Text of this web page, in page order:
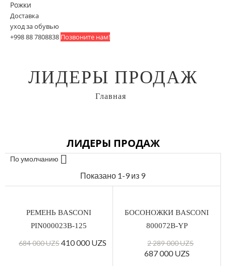
Рожки
Доставка
уход за обувью
+998 88 7808838 Позвоните нам!
ЛИДЕРЫ ПРОДАЖ
Главная
Цена
410000UZS 1489000UZS
ЛИДЕРЫ ПРОДАЖ
По умолчанию 
Показано 1-9 из 9
РЕМЕНЬ BASCONI
PIN000023B-125
684 000 UZS410 000 UZS
БОСОНОЖКИ BASCONI
800072B-YP
2 289 000 UZS
687 000 UZS